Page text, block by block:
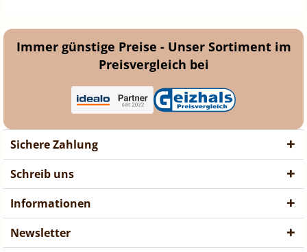
Immer günstige Preise - Unser Sortiment im
Preisvergleich bei
Sichere Zahlung
Schreib uns
Informationen
Newsletter